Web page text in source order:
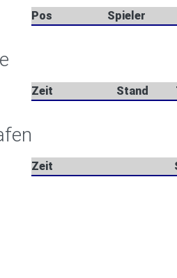
Pos Spieler
Zeit Stand
Zeit